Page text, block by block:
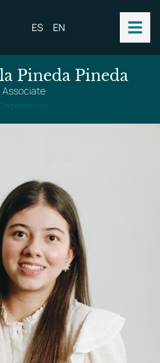
ES EN
Pineda Pineda
Associate
Law